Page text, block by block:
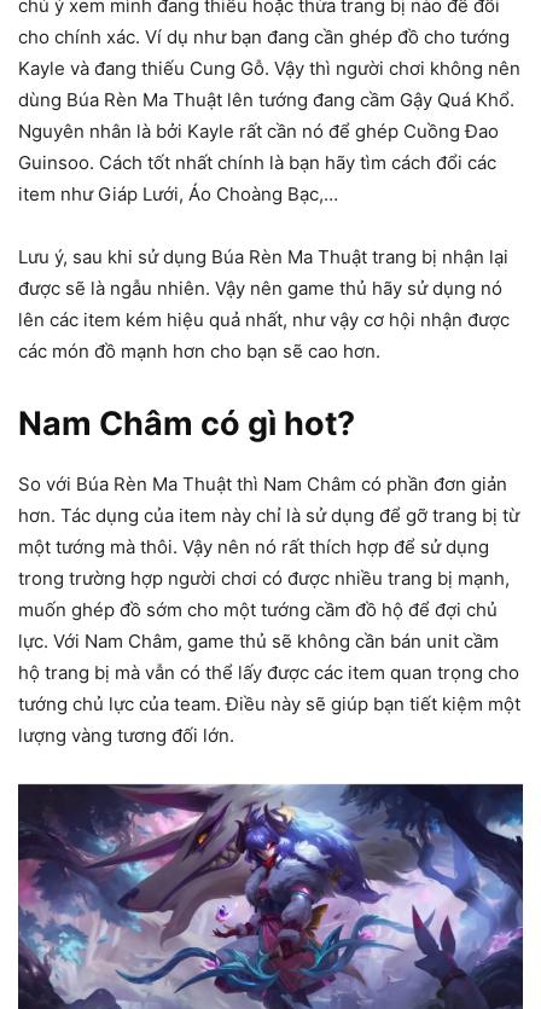
chú ý xem mình đang thiếu hoặc thừa trang bị nào để đổi
cho chính xác. Ví dụ như bạn đang cần ghép đồ cho tướng
Kayle và đang thiếu Cung Gỗ. Vậy thì người chơi không nên
dùng Búa Rèn Ma Thuật lên tướng đang cầm Gậy Quá Khổ.
Nguyên nhân là bởi Kayle rất cần nó để ghép Cuồng Đao
Guinsoo. Cách tốt nhất chính là bạn hãy tìm cách đổi các
item như Giáp Lưới, Áo Choàng Bạc,…
Lưu ý, sau khi sử dụng Búa Rèn Ma Thuật trang bị nhận lại
được sẽ là ngẫu nhiên. Vậy nên game thủ hãy sử dụng nó
lên các item kém hiệu quả nhất, như vậy cơ hội nhận được
các món đồ mạnh hơn cho bạn sẽ cao hơn.
Nam Châm có gì hot?
So với Búa Rèn Ma Thuật thì Nam Châm có phần đơn giản
hơn. Tác dụng của item này chỉ là sử dụng để gỡ trang bị từ
một tướng mà thôi. Vậy nên nó rất thích hợp để sử dụng
trong trường hợp người chơi có được nhiều trang bị mạnh,
muốn ghép đồ sớm cho một tướng cầm đồ hộ để đợi chủ
lực. Với Nam Châm, game thủ sẽ không cần bán unit cầm
hộ trang bị mà vẫn có thể lấy được các item quan trọng cho
tướng chủ lực của team. Điều này sẽ giúp bạn tiết kiệm một
lượng vàng tương đối lớn.